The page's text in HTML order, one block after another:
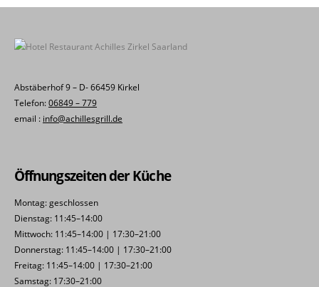
Abstäberhof 9 – D- 66459 Kirkel
Telefon:06849 – 779
email : info@achillesgrill.de
Öffnungszeiten der Küche
Montag: geschlossen
Dienstag: 11:45–14:00
Mittwoch: 11:45–14:00 | 17:30–21:00
Donnerstag: 11:45–14:00 | 17:30–21:00
Freitag: 11:45–14:00 | 17:30–21:00
Samstag: 17:30–21:00